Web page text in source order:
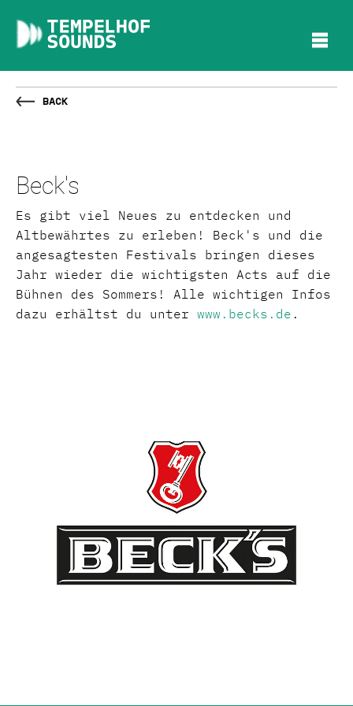
Back
Beck's
Es gibt viel Neues zu entdecken und
Altbewährtes zu erleben! Beck's und die
angesagtesten Festivals bringen dieses
Jahr wieder die wichtigsten Acts auf die
Bühnen des Sommers! Alle wichtigen Infos
dazu erhältst du unter www.becks.de .